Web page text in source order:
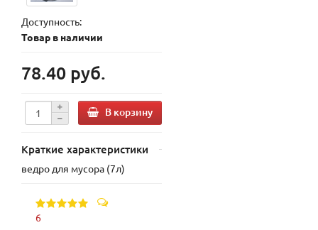
Доступность:
Товар в наличии
78.40 руб.
В корзину
Краткие характеристики
ведро для мусора (7л)
6